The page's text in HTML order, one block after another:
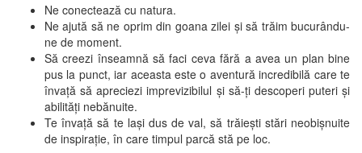
Ne conectează cu natura.
Ne ajută să ne oprim din goana zilei și să trăim bucurându-
ne de moment.
Să creezi înseamnă să faci ceva fără a avea un plan bine
pus la punct, iar aceasta este o aventură incredibilă care te
învață să apreciezi imprevizibilul și să-ți descoperi puteri și
abilități nebănuite.
Te învață să te lași dus de val, să trăiești stări neobișnuite
de inspirație, în care timpul parcă stă pe loc.